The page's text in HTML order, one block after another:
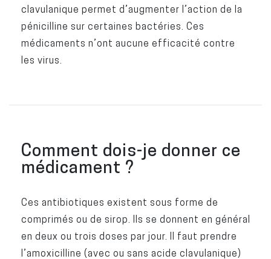
clavulanique permet d’augmenter l’action de la
pénicilline sur certaines bactéries. Ces
médicaments n’ont aucune efficacité contre
les virus.
Comment dois-je donner ce
médicament ?
Ces antibiotiques existent sous forme de
comprimés ou de sirop. Ils se donnent en général
en deux ou trois doses par jour. Il faut prendre
l’amoxicilline (avec ou sans acide clavulanique)